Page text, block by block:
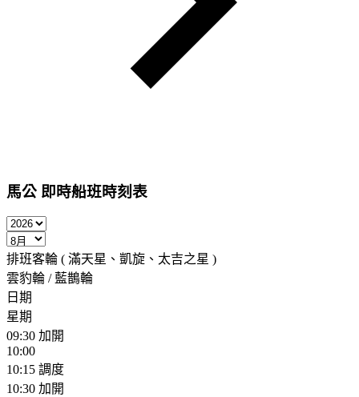
馬公 即時船班時刻表
排班客輪 ( 滿天星、凱旋、太吉之星 )
雲豹輪 / 藍鵲輪
日期
星期
09:30 加開
10:00
10:15 調度
10:30 加開